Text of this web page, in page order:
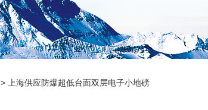
> 上海供应防爆超低台面双层电子小地磅